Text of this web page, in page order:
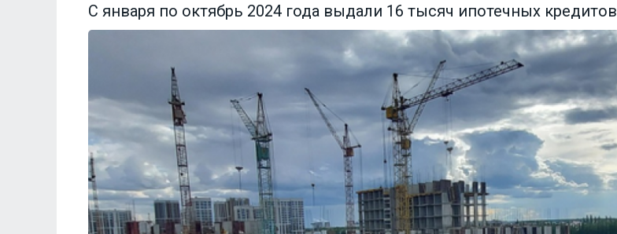
С января по октябрь 2024 года выдали 16 тысяч ипотечных кредитов